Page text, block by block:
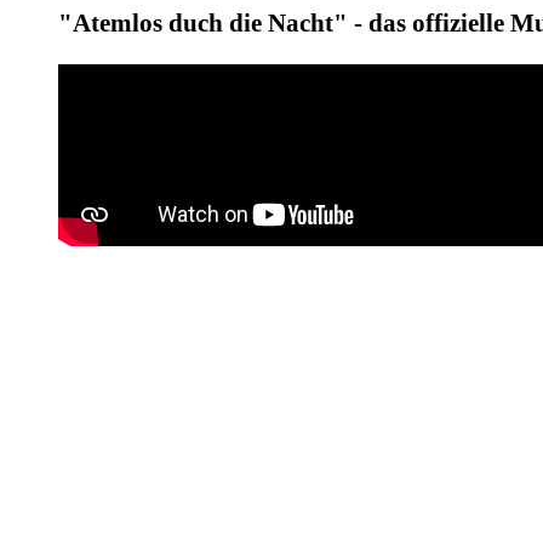
"Atemlos duch die Nacht" - das offizielle